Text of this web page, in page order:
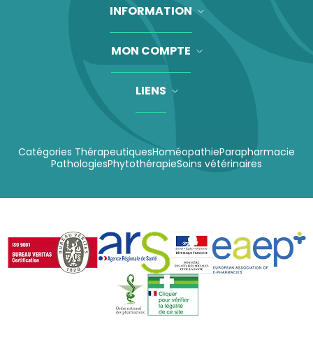
INFORMATION
MON COMPTE
LIENS
Catégories ThérapeutiquesHoméopathieParapharmacie
PathologiesPhytothérapieSoins vétérinaires